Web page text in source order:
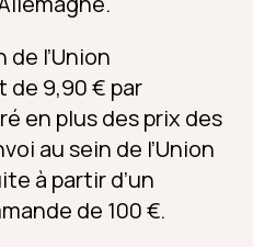
l’Union
de 9,90 € par
en plus des prix des
au sein de l’Union
à partir d’un
de 100 €.